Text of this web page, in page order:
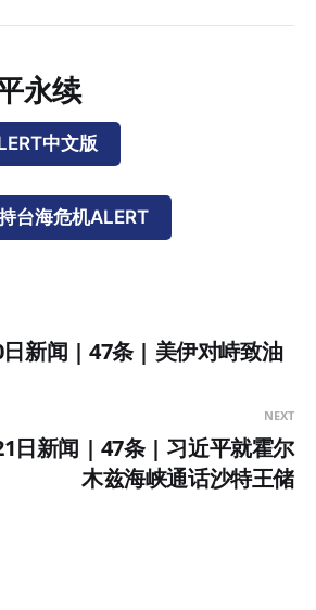
永续
中文版
台海危机ALERT
新闻 | 47条 | 美伊对峙致油
NEXT
日新闻 | 47条 | 习近平就霍尔
木兹海峡通话沙特王储